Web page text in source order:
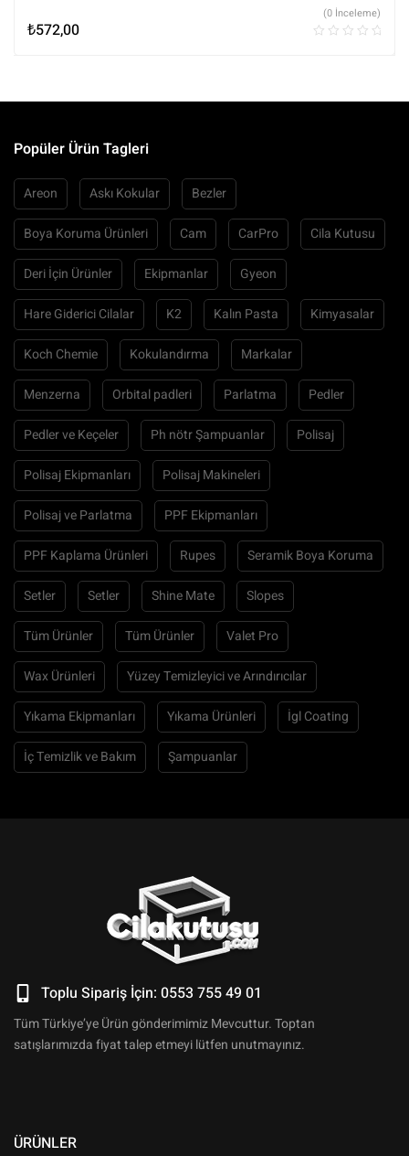
₺572,00
(0 İnceleme)
Popüler Ürün Tagleri
Areon Askı Kokular Bezler
Boya Koruma Ürünleri Cam CarPro Cila Kutusu
Deri İçin Ürünler Ekipmanlar Gyeon
Hare Giderici Cilalar K2 Kalın Pasta Kimyasalar
Koch Chemie Kokulandırma Markalar
Menzerna Orbital padleri Parlatma Pedler
Pedler ve Keçeler Ph nötr Şampuanlar Polisaj
Polisaj Ekipmanları Polisaj Makineleri
Polisaj ve Parlatma PPF Ekipmanları
PPF Kaplama Ürünleri Rupes Seramik Boya Koruma
Setler Setler Shine Mate Slopes
Tüm Ürünler Tüm Ürünler Valet Pro
Wax Ürünleri Yüzey Temizleyici ve Arındırıcılar
Yıkama Ekipmanları Yıkama Ürünleri İgl Coating
İç Temizlik ve Bakım Şampuanlar
Toplu Sipariş İçin: 0553 755 49 01
Tüm Türkiye’ye Ürün gönderimimiz Mevcuttur. Toptan
satışlarımızda fiyat talep etmeyi lütfen unutmayınız.
ÜRÜNLER